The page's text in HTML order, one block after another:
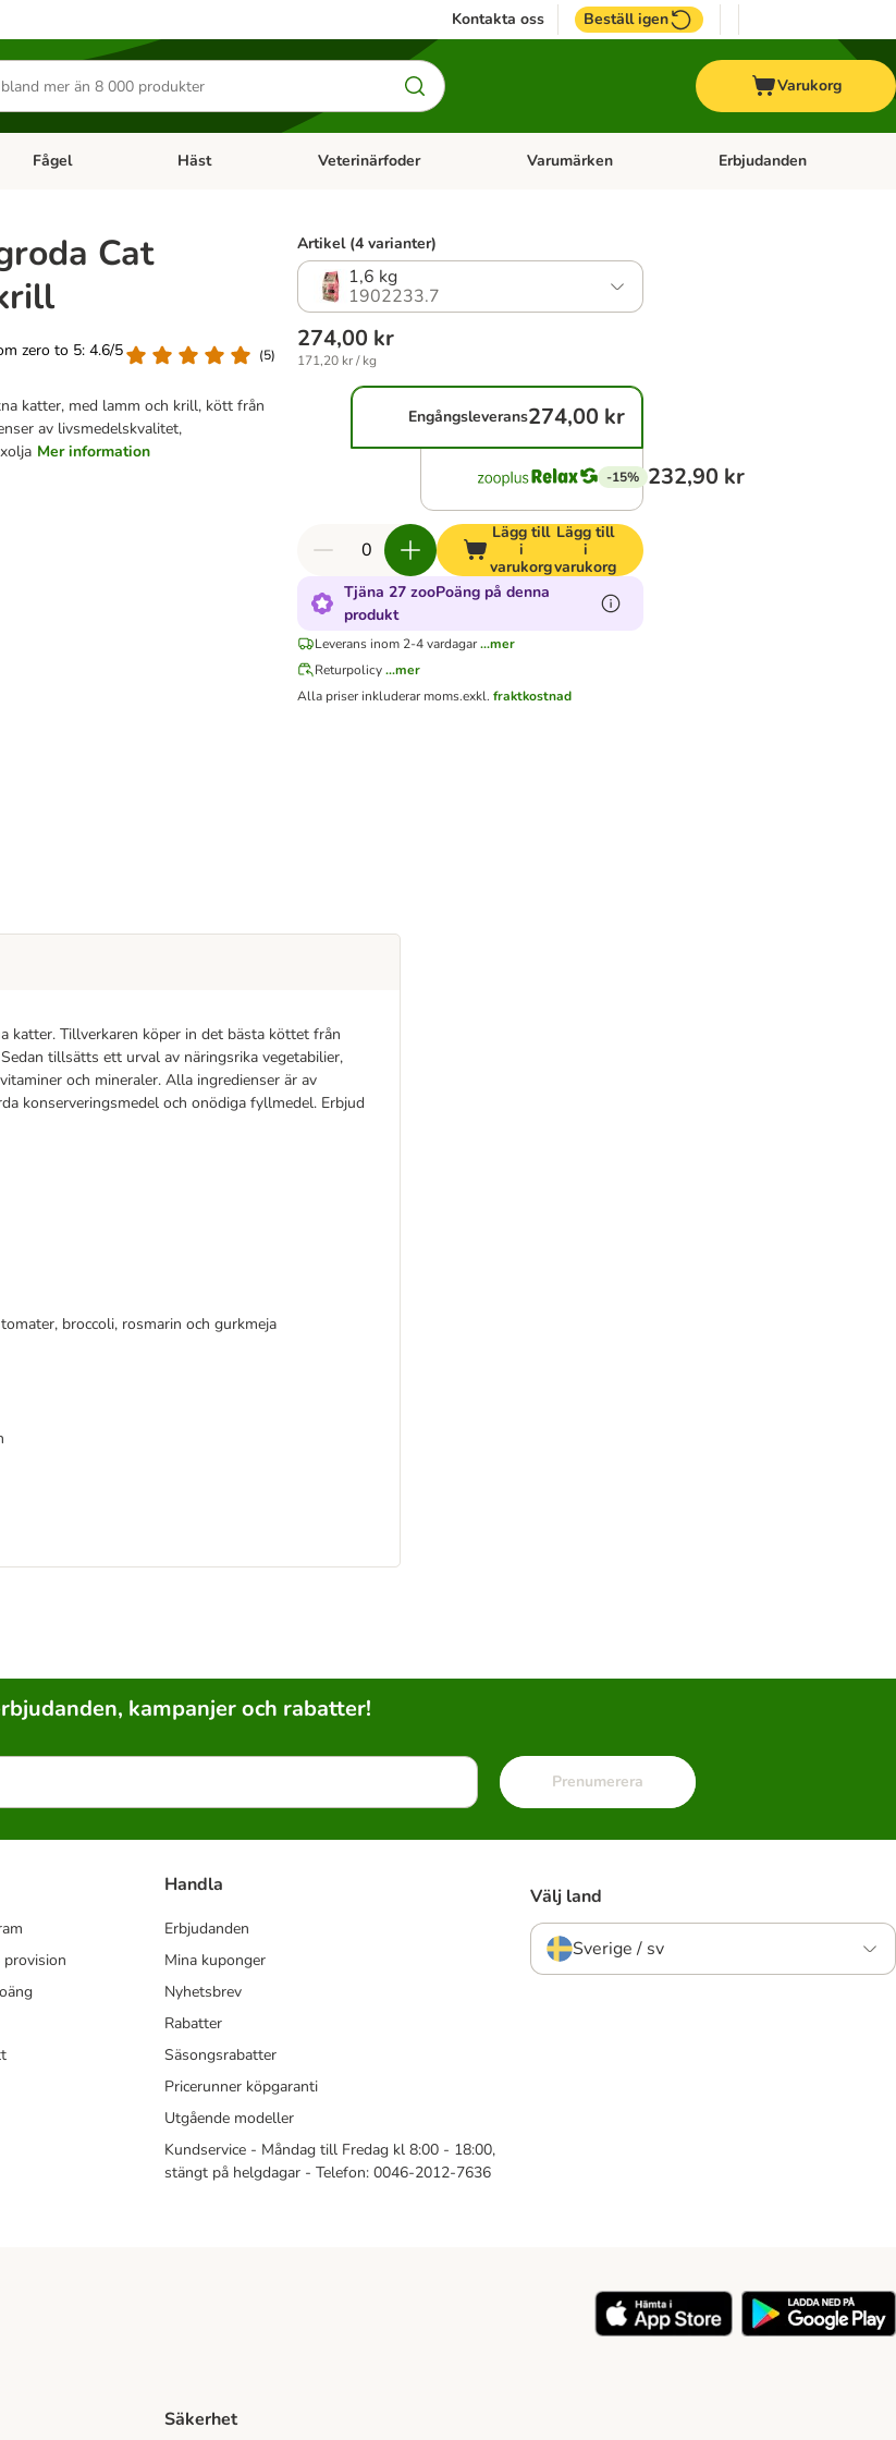
Kontakta oss Beställ igen
Varukorg
Smådjur
Open category menu: Fisk
Fågel Open category menu: Fågel
Häst Open category menu: Häst
Veterinärfoder Open category menu: Veterinärfoder
Varumärken Open category menu:
Erbjudanden
Cat
zero to 5: 4.6/5
(5)
katter, med lamm och krill, kött från
av livsmedelskvalitet,
Mer information
Artikel (4 varianter)
1,6 kg
1902233.7
274,00 kr
171,20 kr / kg
Engångsleverans274,00 kr
-15% 232,90 kr
Lägg till
i
varukorg
Lägg till
i
varukorg
Tjäna 27 zooPoäng på denna
produkt
Leverans inom 2-4 vardagar ...mer
Returpolicy ...mer
Alla priser inkluderar moms.exkl.fraktkostnad
katter. Tillverkaren köper in det bästa köttet från
tillsätts ett urval av näringsrika vegetabilier,
och mineraler. Alla ingredienser är av
konserveringsmedel och onödiga fyllmedel. Erbjud
broccoli, rosmarin och gurkmeja
kampanjer och rabatter!
Prenumerera
Handla
Erbjudanden
Mina kuponger
Nyhetsbrev
Rabatter
Säsongsrabatter
Pricerunner köpgaranti
Utgående modeller
Kundservice - Måndag till Fredag kl 8:00 - 18:00,
stängt på helgdagar - Telefon: 0046-2012-7636
Välj land
Sverige / sv
Säkerhet